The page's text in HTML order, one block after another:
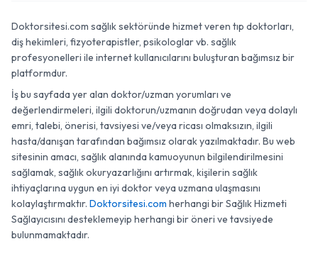
Doktorsitesi.com sağlık sektöründe hizmet veren tıp doktorları,
diş hekimleri, fizyoterapistler, psikologlar vb. sağlık
profesyonelleri ile internet kullanıcılarını buluşturan bağımsız bir
platformdur.
İş bu sayfada yer alan doktor/uzman yorumları ve
değerlendirmeleri, ilgili doktorun/uzmanın doğrudan veya dolaylı
emri, talebi, önerisi, tavsiyesi ve/veya ricası olmaksızın, ilgili
hasta/danışan tarafından bağımsız olarak yazılmaktadır. Bu web
sitesinin amacı, sağlık alanında kamuoyunun bilgilendirilmesini
sağlamak, sağlık okuryazarlığını artırmak, kişilerin sağlık
ihtiyaçlarına uygun en iyi doktor veya uzmana ulaşmasını
kolaylaştırmaktır. Doktorsitesi.com herhangi bir Sağlık Hizmeti
Sağlayıcısını desteklemeyip herhangi bir öneri ve tavsiyede
bulunmamaktadır.